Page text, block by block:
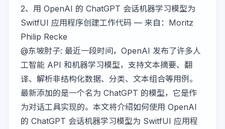
2、 用 OpenAI 的 ChatGPT 会话机器学习模型为
SwitfUI 应用程序创建工作代码 — 来自：Moritz
Philip Recke
@东坡肘子: 最近一段时间，OpenAI 发布了许多人
工智能 API 和机器学习模型，支持文本摘要、翻
译、解析非结构化数据、分类、文本组合等用例。
最新添加的是一个名为 ChatGPT 的模型，它是作
为对话工具实现的。本文将介绍如何使用 OpenAI
的 ChatGPT 会话机器学习模型为 SwitfUI 应用程